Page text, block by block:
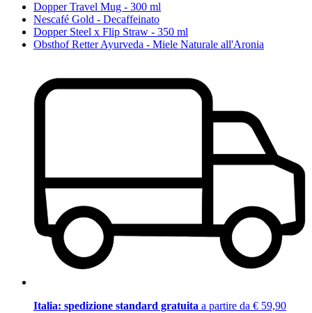
Dopper Travel Mug - 300 ml
Nescafé Gold - Decaffeinato
Dopper Steel x Flip Straw - 350 ml
Obsthof Retter Ayurveda - Miele Naturale all'Aronia
Italia: spedizione standard gratuita a partire da € 59,90